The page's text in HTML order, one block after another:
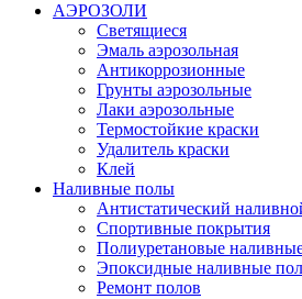
АЭРОЗОЛИ
Светящиеся
Эмаль аэрозольная
Антикоррозионные
Грунты аэрозольные
Лаки аэрозольные
Термостойкие краски
Удалитель краски
Клей
Наливные полы
Антистатический
Спортивные покрытия
Полиуретановые
Эпоксидные наливные
Ремонт полов